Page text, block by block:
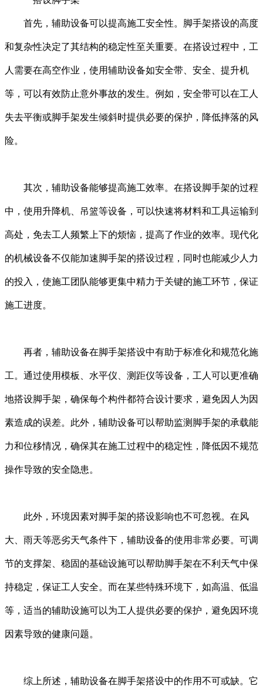
首先，辅助设备可以提高施工安全性。脚手架搭设的高度
和复杂性决定了其结构的稳定性至关重要。在搭设过程中，工
人需要在高空作业，使用辅助设备如安全带、安全、提升机
等，可以有效防止意外事故的发生。例如，安全带可以在工人
失去平衡或脚手架发生倾斜时提供必要的保护，降低摔落的风
险。
其次，辅助设备能够提高施工效率。在搭设脚手架的过程
中，使用升降机、吊篮等设备，可以快速将材料和工具运输到
高处，免去工人频繁上下的烦恼，提高了作业的效率。现代化
的机械设备不仅能加速脚手架的搭设过程，同时也能减少人力
的投入，使施工团队能够更集中精力于关键的施工环节，保证
施工进度。
再者，辅助设备在脚手架搭设中有助于标准化和规范化施
工。通过使用模板、水平仪、测距仪等设备，工人可以更准确
地搭设脚手架，确保每个构件都符合设计要求，避免因人为因
素造成的误差。此外，辅助设备可以帮助监测脚手架的承载能
力和位移情况，确保其在施工过程中的稳定性，降低因不规范
操作导致的安全隐患。
此外，环境因素对脚手架的搭设影响也不可忽视。在风
大、雨天等恶劣天气条件下，辅助设备的使用非常必要。可调
节的支撑架、稳固的基础设施可以帮助脚手架在不利天气中保
持稳定，保证工人安全。而在某些特殊环境下，如高温、低温
等，适当的辅助设施可以为工人提供必要的保护，避免因环境
因素导致的健康问题。
综上所述，辅助设备在脚手架搭设中的作用不可或缺。它